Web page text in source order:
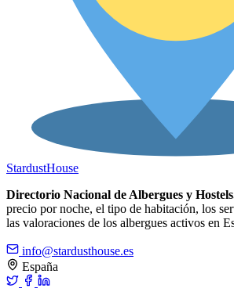
StardustHouse
Directorio Nacional de Albergues y
precio por noche, el tipo de habitación, los
las valoraciones de los albergues activos en
info@stardusthouse.es
España